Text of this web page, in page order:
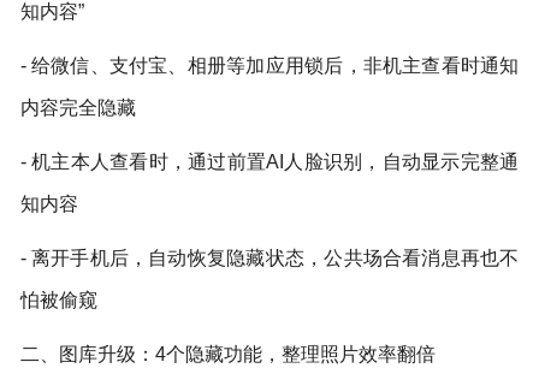
知内容”
- 给微信、支付宝、相册等加应用锁后，非机主查看时通知
内容完全隐藏
- 机主本人查看时，通过前置AI人脸识别，自动显示完整通
知内容
- 离开手机后，自动恢复隐藏状态，公共场合看消息再也不
怕被偷窥
二、图库升级：4个隐藏功能，整理照片效率翻倍